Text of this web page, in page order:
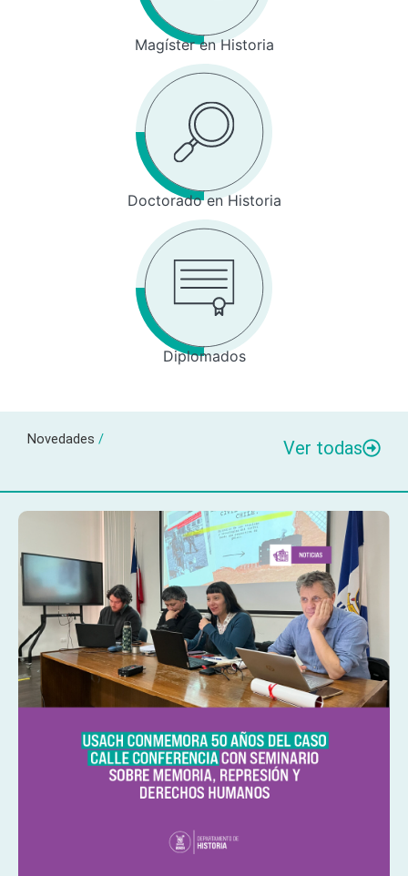
Magíster en Historia
Doctorado en Historia
Diplomados
Novedades / Ver todas